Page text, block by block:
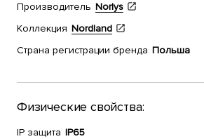
Производитель Norlys
Коллекция Nordland
Страна регистрации бренда Польша
Физические свойства:
IP защита IP65